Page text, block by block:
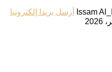
Issam
أرسل بريدا إلكترونيا